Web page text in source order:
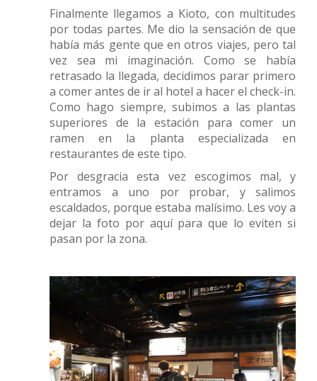
Finalmente llegamos a Kioto, con multitudes
por todas partes. Me dio la sensación de que
había más gente que en otros viajes, pero tal
vez sea mi imaginación. Como se había
retrasado la llegada, decidimos parar primero
a comer antes de ir al hotel a hacer el check-in.
Como hago siempre, subimos a las plantas
superiores de la estación para comer un
ramen en la planta especializada en
restaurantes de este tipo.
Por desgracia esta vez escogimos mal, y
entramos a uno por probar, y salimos
escaldados, porque estaba malísimo. Les voy a
dejar la foto por aquí para que lo eviten si
pasan por la zona.